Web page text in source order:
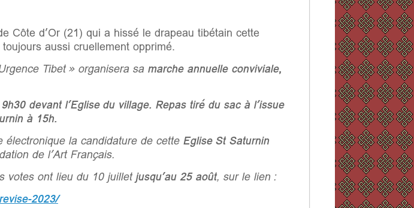
Côte d’Or (21) qui a hissé le drapeau tibétain cette
aussi cruellement opprimé.
Tibet » organisera sa marche annuelle conviviale,
devant l’Eglise du village. Repas tiré du sac à l’issue
à 15h.
la candidature de cetteEglise St Saturnin
de l’Art Français.
votes ont lieu du 10 juilletjusqu’au 25 août, sur le lien :
2023/